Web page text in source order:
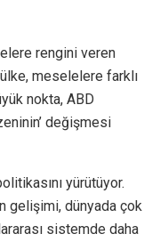
rengini veren
meselelere farklı
nokta, ABD
değişmesi
yürütüyor.
gelişimi, dünyada çok
sistemde daha